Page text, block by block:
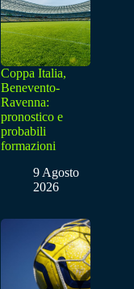
Coppa Italia,
Benevento-
Ravenna:
pronostico e
probabili
formazioni
9 Agosto
2026